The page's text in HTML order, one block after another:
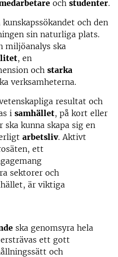
och studenter.
och den
sin naturliga plats.
miljöanalys ska
, en
och starka
verksamheterna.
resultat och
i samhället, på kort eller
kunna skapa sig en
arbetsliv. Aktivt
ett
sektorer och
är viktiga
ska genomsyra hela
ett gott
och